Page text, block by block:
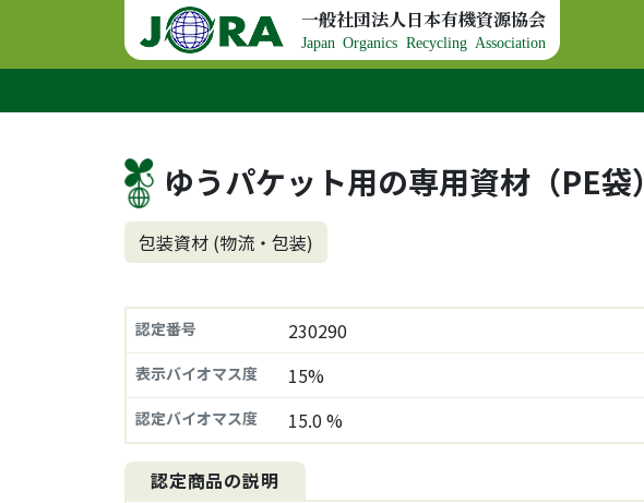
コンテンツへスキップ
メインナビゲーション
一般社団法人日本有機資源協会
Japan Organics Recycling Association
ゆうパケット用の専用資材（PE袋）
包装資材 (物流・包装)
認定番号 230290
表示バイオマス度 15%
認定バイオマス度 15.0 %
認定商品の説明